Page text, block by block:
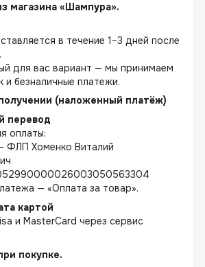
магазина «Шампура».
в течение 1–3 дней после
для вас вариант — мы принимаем
и безналичные платежи.
(наложенный платёж)
перевод
оплаты:
ФЛП Хоменко Виталий
— «Оплата за товар».
картой
и MasterCard через сервис
покупке.